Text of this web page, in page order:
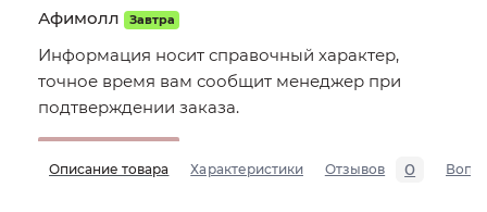
Афимолл Завтра
Информация носит справочный характер,
точное время вам сообщит менеджер при
подтверждении заказа.
Описание товара Характеристики Отзывов 0